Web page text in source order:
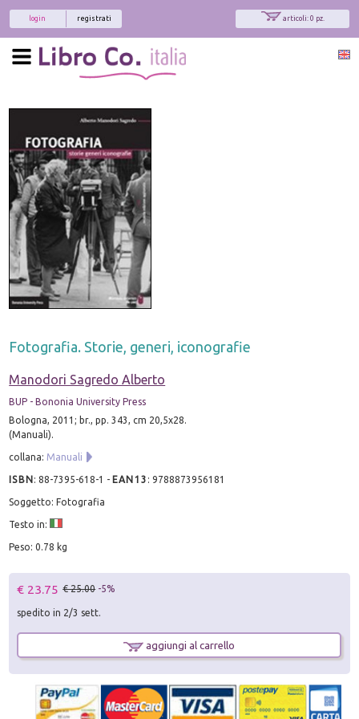
articoli: 0 pz.
registrati
login
Fotografia. Storie, generi, iconografie
Manodori Sagredo Alberto
BUP - Bononia University Press
Bologna, 2011; br., pp. 343, cm 20,5x28.
(Manuali).
collana: Manuali
ISBN:88-7395-618-1 - EAN13 :9788873956181
Soggetto: Fotografia
Testo in:
Peso: 0.78 kg
€ 23.75 € 25.00 -5%
spedito in 2/3 sett.
aggiungi al carrello